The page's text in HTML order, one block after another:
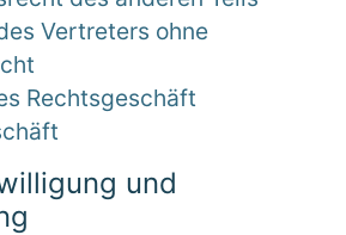
Vertreters ohne
Rechtsgeschäft
und